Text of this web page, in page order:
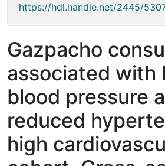
https://hdl.handle.net/2445/
Gazpacho
associated with
blood pressure
reduced
high